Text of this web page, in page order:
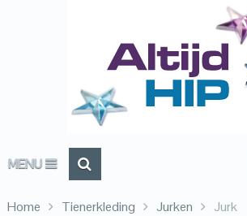
MENU
Home Tienerkleding Jurken Jurk